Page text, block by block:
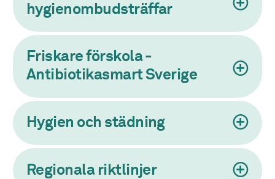
hygienombudsträffar
Friskare förskola -
Antibiotikasmart Sverige
Hygien och städning
Regionala riktlinjer